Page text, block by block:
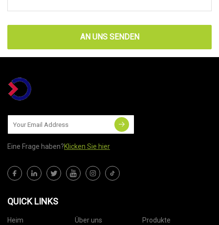
AN UNS SENDEN
Eine Frage haben?Klicken Sie hier
QUICK LINKS
Heim Über uns
Produkte